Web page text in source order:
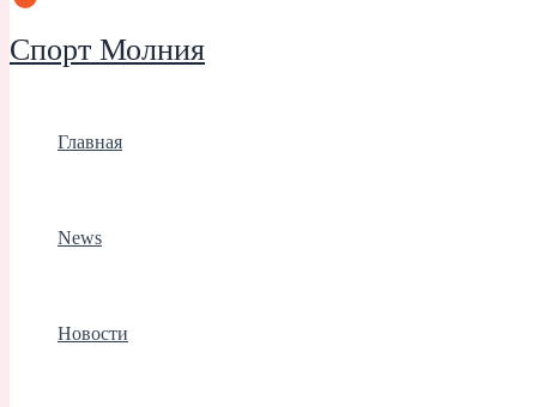
Спорт Молния
Главная
News
Новости